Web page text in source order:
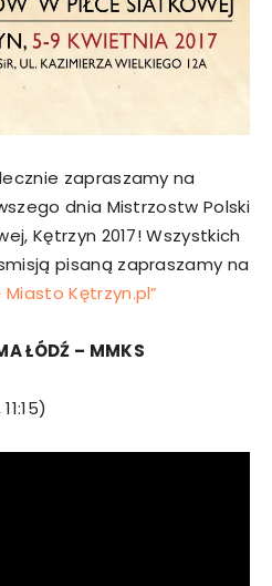
zapraszamy na
dnia Mistrzostw Polski
Kętrzyn 2017! Wszystkich
pisaną zapraszamy na
Miasto Kętrzyn.pl”
ŁÓDŹ – MMKS